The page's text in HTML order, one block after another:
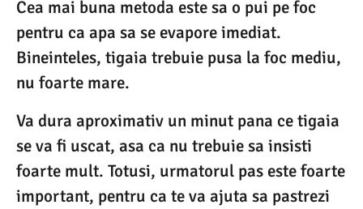
Cea mai buna metoda este sa o pui pe foc
pentru ca apa sa se evapore imediat.
Bineinteles, tigaia trebuie pusa la foc mediu,
nu foarte mare.
Va dura aproximativ un minut pana ce tigaia
se va fi uscat, asa ca nu trebuie sa insisti
foarte mult. Totusi, urmatorul pas este foarte
important, pentru ca te va ajuta sa pastrezi